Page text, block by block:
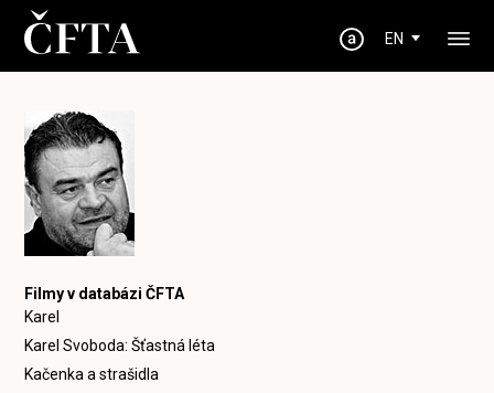
EN
Filmy v databázi ČFTA
Karel
Karel Svoboda: Šťastná léta
Kačenka a strašidla